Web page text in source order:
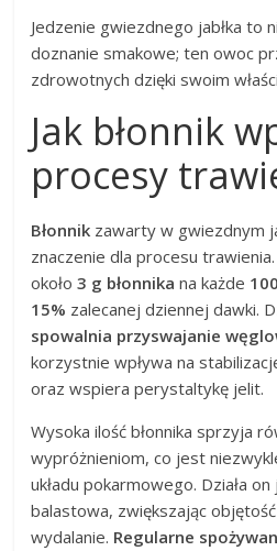
Jedzenie gwiezdnego jabłka to
doznanie smakowe; ten owoc
zdrowotnych dzięki swoim
Jak błonnik
procesy
Błonnik zawarty w gwiezdnym
znaczenie dla procesu
około3 g błonnika na każde
15% zalecanej dziennej dawki.
spowalnia przyswajanie
korzystnie wpływa na
oraz wspiera perystaltykę jelit.
Wysoka ilość błonnika sprzyja
wypróżnieniom, co jest
układu pokarmowego. Działa
balastowa, zwiększając
wydalanie. Regularne